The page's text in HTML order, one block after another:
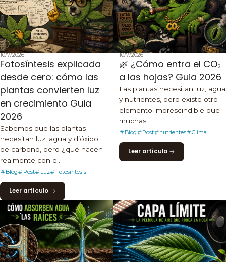
10/7/2026
Fotosíntesis explicada
desde cero: cómo las
plantas convierten luz
en crecimiento Guia
2026
Sabemos que las plantas
necesitan luz, agua y dióxido
de carbono, pero ¿qué hacen
realmente con e...
Blog Post Luz Fotosintesis
Leer artículo
10/7/2026
🌿 ¿Cómo entra el CO₂
a las hojas? Guia 2026
Las plantas necesitan luz, agua
y nutrientes, pero existe otro
elemento imprescindible que
muchas...
Blog Post nutrientes Clima
Leer artículo